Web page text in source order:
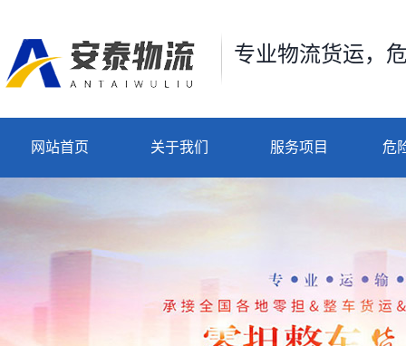
专业物流货运，
网站首页 关于我们 服务项目 危